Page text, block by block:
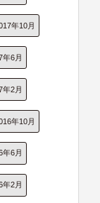
年10月
年6月
年2月
年10月
年6月
年2月